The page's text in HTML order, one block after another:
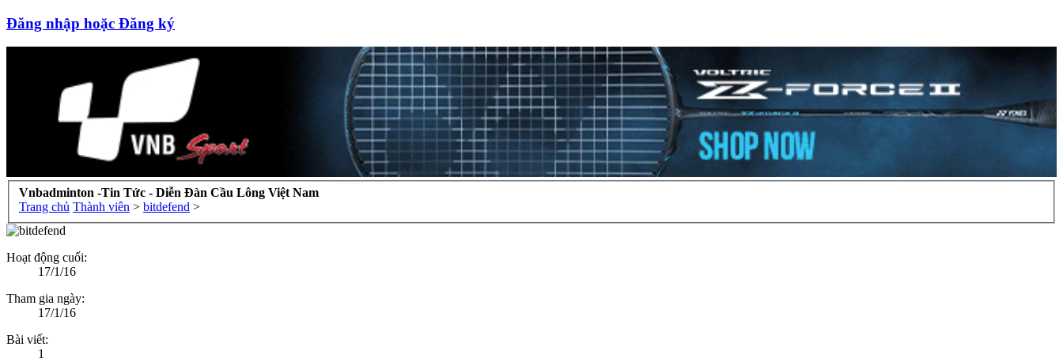
Đăng nhập hoặc Đăng ký
Vnbadminton -Tin Tức - Diễn Đàn Cầu Lông Việt Nam
Trang chủ Thành viên > bitdefend >
Hoạt động cuối:
17/1/16
Tham gia ngày:
17/1/16
Bài viết:
1